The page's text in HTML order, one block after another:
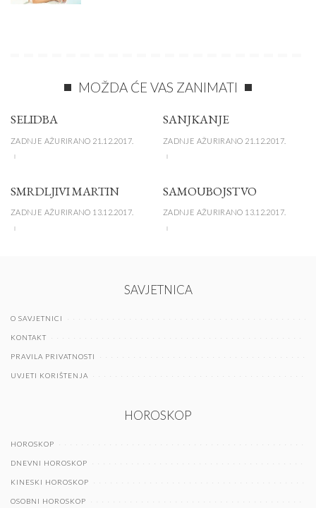
MOŽDA ĆE VAS ZANIMATI
SELIDBA
ZADNJE AŽURIRANO 21.12.2017.
SANJKANJE
ZADNJE AŽURIRANO 21.12.2017.
SMRDLJIVI MARTIN
ZADNJE AŽURIRANO 13.12.2017.
SAMOUBOJSTVO
ZADNJE AŽURIRANO 13.12.2017.
SAVJETNICA
O SAVJETNICI
KONTAKT
PRAVILA PRIVATNOSTI
UVJETI KORIŠTENJA
HOROSKOP
HOROSKOP
DNEVNI HOROSKOP
KINESKI HOROSKOP
OSOBNI HOROSKOP